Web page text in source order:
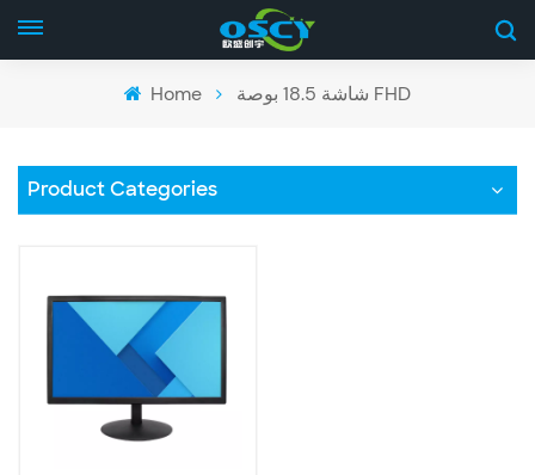
Home شاشة 18.5 بوصة FHD
Product Categories